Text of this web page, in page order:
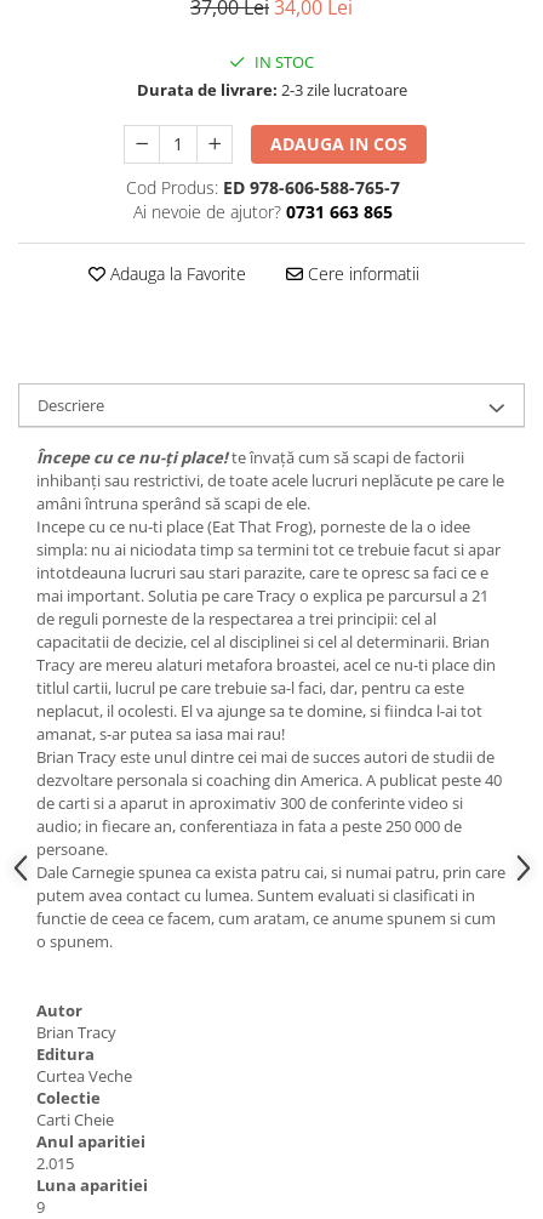
37,00 Lei34,00 Lei
IN STOC
Durata de livrare: 2-3 zile lucratoare
ADAUGA IN COS
Cod Produs: ED 978-606-588-765-7
Ai nevoie de ajutor? 0731 663 865
Adauga la Favorite Cere informatii
Descriere
Începe cu ce nu-ţi place!te învaţă cum să scapi de factorii
inhibanţi sau restrictivi, de toate acele lucruri neplăcute pe care le
amâni întruna sperând să scapi de ele.
Incepe cu ce nu-ti place (Eat That Frog), porneste de la o idee
simpla: nu ai niciodata timp sa termini tot ce trebuie facut si apar
intotdeauna lucruri sau stari parazite, care te opresc sa faci ce e
mai important. Solutia pe care Tracy o explica pe parcursul a 21
de reguli porneste de la respectarea a trei principii: cel al
capacitatii de decizie, cel al disciplinei si cel al determinarii. Brian
Tracy are mereu alaturi metafora broastei, acel ce nu-ti place din
titlul cartii, lucrul pe care trebuie sa-l faci, dar, pentru ca este
neplacut, il ocolesti. El va ajunge sa te domine, si fiindca l-ai tot
amanat, s-ar putea sa iasa mai rau!
Brian Tracy este unul dintre cei mai de succes autori de studii de
dezvoltare personala si coaching din America. A publicat peste 40
de carti si a aparut in aproximativ 300 de conferinte video si
audio; in fiecare an, conferentiaza in fata a peste 250 000 de
persoane.
Dale Carnegie spunea ca exista patru cai, si numai patru, prin care
putem avea contact cu lumea. Suntem evaluati si clasificati in
functie de ceea ce facem, cum aratam, ce anume spunem si cum
o spunem.
Autor
Brian Tracy
Editura
Curtea Veche
Colectie
Carti Cheie
Anul aparitiei
2.015
Luna aparitiei
9